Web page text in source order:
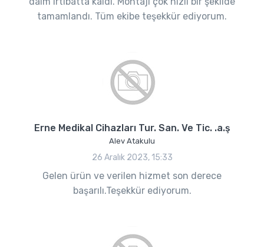
tamamlandı. Tüm ekibe teşekkür ediyorum.
Erne Medikal Cihazları Tur. San. Ve Tic. .a.ş
Alev Atakulu
26 Aralık 2023, 15:33
Gelen ürün ve verilen hizmet son derece
başarılı.Teşekkür ediyorum.